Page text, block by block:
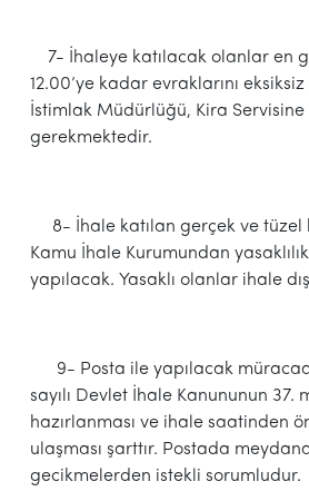
7- İhaleye katılacak olanlar en
12.00’ye kadar evraklarını
İstimlak Müdürlüğü, Kira
gerekmektedir.
8- İhale katılan gerçek ve tüzel
Kamu İhale Kurumundan
yapılacak. Yasaklı olanlar ihale
9- Posta ile yapılacak
sayılı Devlet İhale Kanununun 37.
hazırlanması ve ihale saatinden
ulaşması şarttır. Postada
gecikmelerden istekli sorumludur.